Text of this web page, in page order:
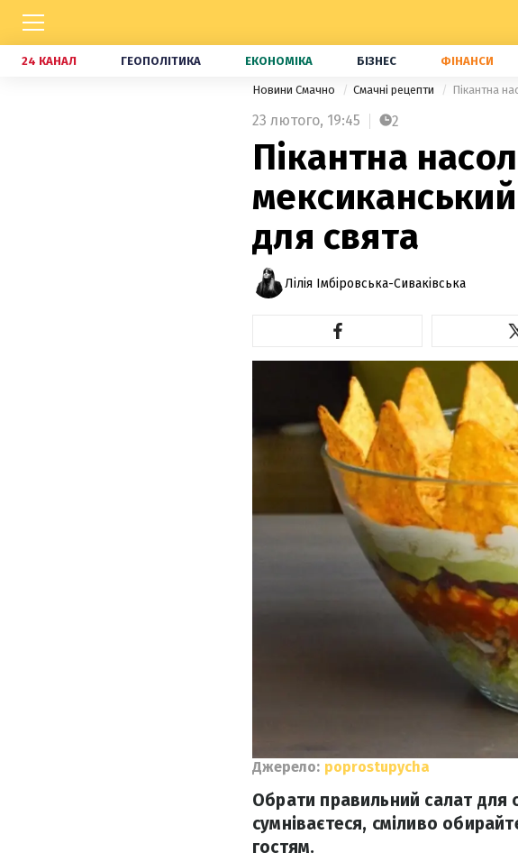
24 КАНАЛ ГЕОПОЛІТИКА ЕКОНОМІКА БІЗНЕС ФІНАНСИ
Новини Смачно Смачні рецепти Пікантна
23 лютого, 19:45 2
Пікантна
для свята
Лілія Імбіровська-Сиваківська
Джерело: poprostupycha
Обрати правильний салат для
сумніваєтеся, сміливо
гостям.